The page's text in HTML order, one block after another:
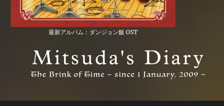
最新アルバム：ダンジョン飯 OST